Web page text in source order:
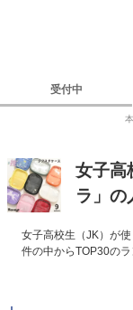
受付中
女子高
ラ」の
女子高校生（JK）が
件の中からTOP30のラ